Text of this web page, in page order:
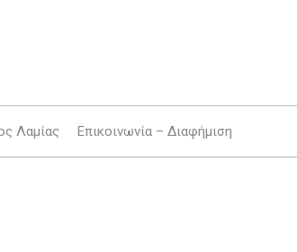
Λαμίας Επικοινωνία – Διαφήμιση